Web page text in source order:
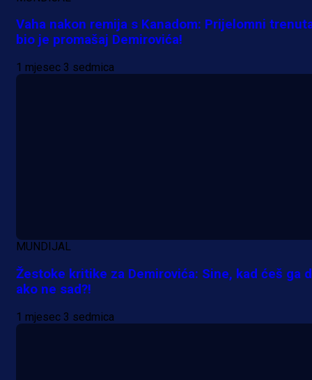
prvenstva!
13 h 39 min
Vaha nakon remija s Kanadom: Prijelomni
bio je promašaj Demirovića!
1 mjesec 3 sedmica
MUNDIJAL
Žestoke kritike za Demirovića: Sine, kad ćeš ga
ako ne sad?!
1 mjesec 3 sedmica